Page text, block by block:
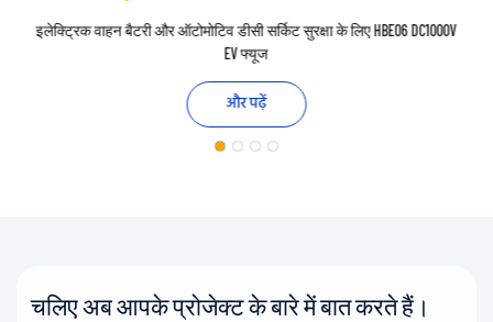
इलेक्ट्रिक वाहन बैटरी और ऑटोमोटिव डीसी सर्किट सुरक्षा के लिए HBE06 DC1000V
EV फ्यूज
और पढ़ें
चलिए अब आपके प्रोजेक्ट के बारे में बात करते हैं।